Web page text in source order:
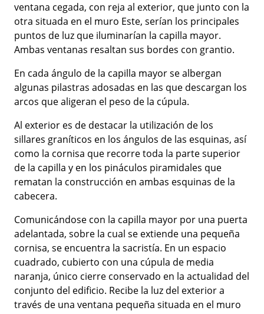
ventana cegada, con reja al exterior, que junto con la
otra situada en el muro Este, serían los principales
puntos de luz que iluminarían la capilla mayor.
Ambas ventanas resaltan sus bordes con grantio.
En cada ángulo de la capilla mayor se albergan
algunas pilastras adosadas en las que descargan los
arcos que aligeran el peso de la cúpula.
Al exterior es de destacar la utilización de los
sillares graníticos en los ángulos de las esquinas, así
como la cornisa que recorre toda la parte superior
de la capilla y en los pináculos piramidales que
rematan la construcción en ambas esquinas de la
cabecera.
Comunicándose con la capilla mayor por una puerta
adelantada, sobre la cual se extiende una pequeña
cornisa, se encuentra la sacristía. En un espacio
cuadrado, cubierto con una cúpula de media
naranja, único cierre conservado en la actualidad del
conjunto del edificio. Recibe la luz del exterior a
través de una ventana pequeña situada en el muro